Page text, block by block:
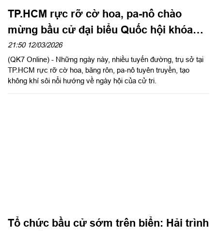
TP.HCM rực rỡ cờ hoa, pa-nô chào
mừng bầu cử đại biểu Quốc hội khóa
XVI và đại biểu HĐND các cấp nhiệm kỳ
2026 - 2031
21:50 12/03/2026
(QK7 Online) - Những ngày này, nhiều tuyến đường, trụ sở tại
TP.HCM rực rỡ cờ hoa, băng rôn, pa-nô tuyên truyền, tạo
không khí sôi nổi hướng về ngày hội của cử tri.
Tổ chức bầu cử sớm trên biển: Hải trình